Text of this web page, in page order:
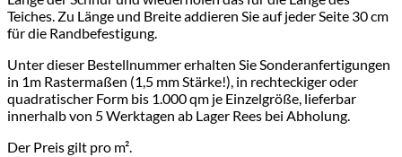
Teiches. Zu Länge und Breite addieren Sie auf jeder Seite 30 cm
für die Randbefestigung.
Unter dieser Bestellnummer erhalten Sie Sonderanfertigungen
in 1m Rastermaßen (1,5 mm Stärke!), in rechteckiger oder
quadratischer Form bis 1.000 qm je Einzelgröße, lieferbar
innerhalb von 5 Werktagen ab Lager Rees bei Abholung.
Der Preis gilt pro m².